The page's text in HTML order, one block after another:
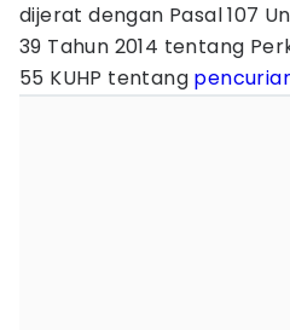
dijerat dengan Pasal 107
39 Tahun 2014 tentang
55 KUHP tentang